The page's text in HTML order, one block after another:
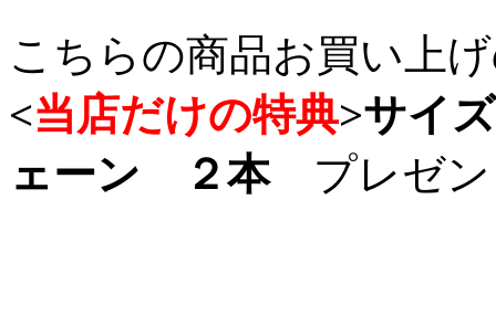
こちらの商品お買い上
<当店だけの特典>サイ
ェーン ２本 プレゼ